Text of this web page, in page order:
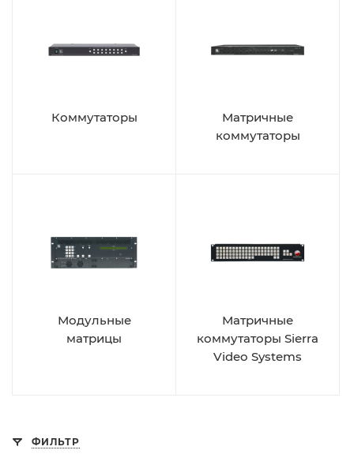
Коммутаторы
Матричные
коммутаторы
Модульные
матрицы
Матричные
коммутаторы Sierra
Video Systems
ФИЛЬТР